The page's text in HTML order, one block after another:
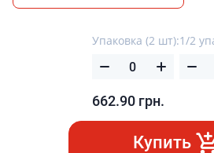
Упаковка (2 шт):
662.90 грн.
1/2
Купить